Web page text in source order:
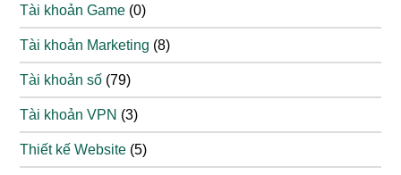
Tài khoản Game (0)
Tài khoản Marketing (8)
Tài khoản số (79)
Tài khoản VPN (3)
Thiết kế Website (5)